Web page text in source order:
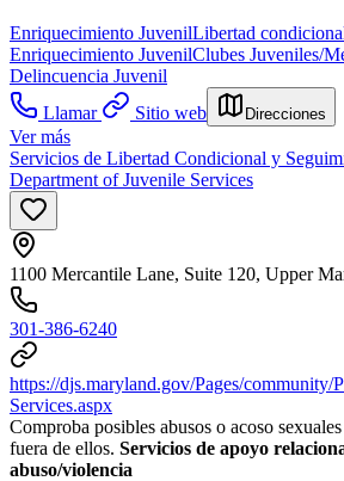
Enriquecimiento JuvenilLibertad
Enriquecimiento JuvenilClubes Juveniles/
Delincuencia Juvenil
Llamar
Sitio web Direcciones
Ver más
Servicios de Libertad Condicional y
Department of Juvenile Services
1100 Mercantile Lane, Suite 120, Upper
301-386-6240
https://djs.maryland.gov/Pages/community/
Services.aspx
Comproba posibles abusos o acoso
fuera de ellos. Servicios de apoyo
abuso/violencia